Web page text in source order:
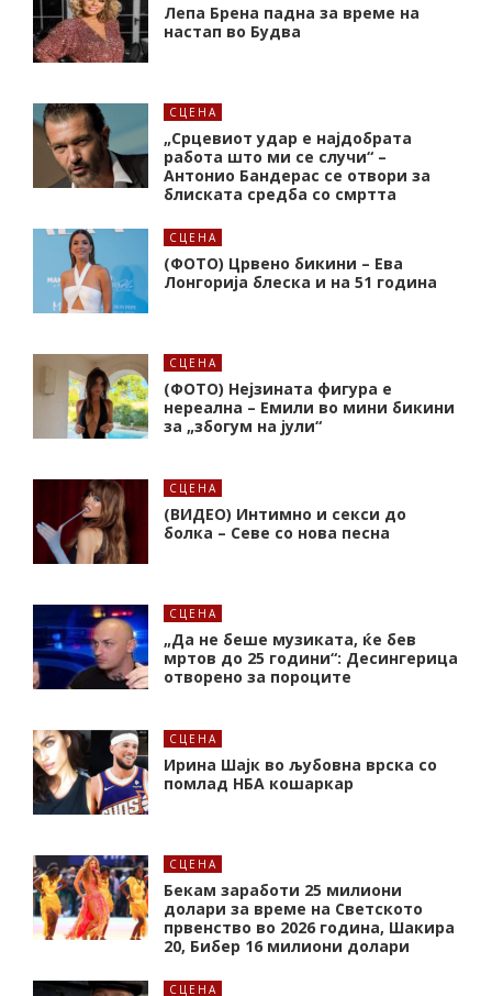
Лепа Брена падна за време на
настап во Будва
СЦЕНА
„Срцевиот удар е најдобрата
работа што ми се случи“ –
Антонио Бандерас се отвори за
блиската средба со смртта
СЦЕНА
(ФОТО) Црвено бикини – Ева
Лонгорија блеска и на 51 година
СЦЕНА
(ФОТО) Нејзината фигура е
нереална – Емили во мини бикини
за „збогум на јули“
СЦЕНА
(ВИДЕО) Интимно и секси до
болка – Севе со нова песна
СЦЕНА
„Да не беше музиката, ќе бев
мртов до 25 години“: Десингерица
отворено за пороците
СЦЕНА
Ирина Шајк во љубовна врска со
помлад НБА кошаркар
СЦЕНА
Бекам заработи 25 милиони
долари за време на Светското
првенство во 2026 година, Шакира
20, Бибер 16 милиони долари
СЦЕНА